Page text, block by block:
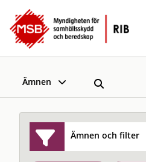
Ämnen
Ämnen och filter